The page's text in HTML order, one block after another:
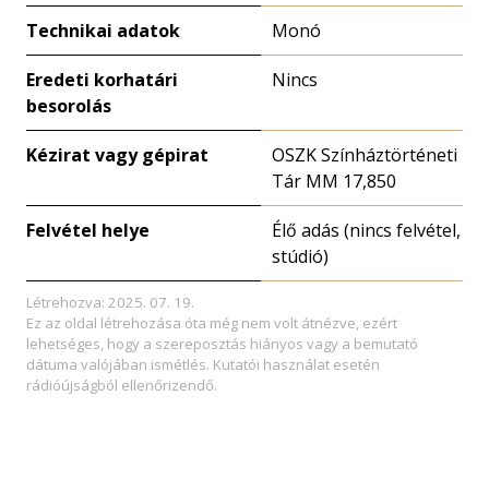
Technikai adatok Monó
Eredeti korhatári
besorolás
Nincs
Kézirat vagy gépirat
OSZK Színháztörténeti
Tár MM 17,850
Felvétel helye
Élő adás (nincs felvétel,
stúdió)
Létrehozva: 2025. 07. 19.
Ez az oldal létrehozása óta még nem volt átnézve, ezért
lehetséges, hogy a szereposztás hiányos vagy a bemutató
dátuma valójában ismétlés. Kutatói használat esetén
rádióújságból ellenőrizendő.